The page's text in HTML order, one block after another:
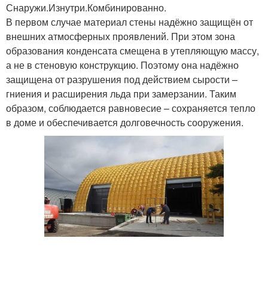
Снаружи.Изнутри.Комбинированно.
В первом случае материал стены надёжно защищён от
внешних атмосферных проявлений. При этом зона
образования конденсата смещена в утепляющую массу,
а не в стеновую конструкцию. Поэтому она надёжно
защищена от разрушения под действием сырости –
гниения и расширения льда при замерзании. Таким
образом, соблюдается равновесие – сохраняется тепло
в доме и обеспечивается долговечность сооружения.